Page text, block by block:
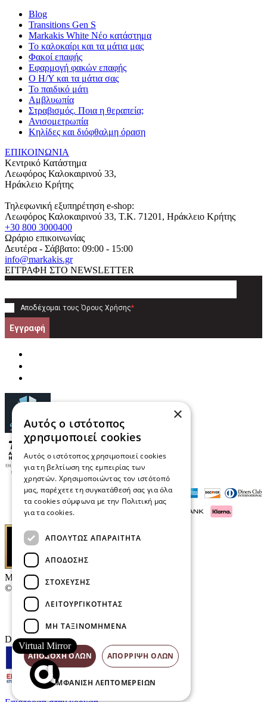
Blog
Transitions Gen S
Markakis White Νέο κατάστημα
Το καλοκαίρι και τα μάτια μας
Φακοί επαφής
Εφαρμογή φακών επαφής
Ο Η/Υ και τα μάτια σας
Το παιδικό μάτι
Αμβλυωπία
Στραβισμός. Ποια η θεραπεία;
Ανισομετρωπία
Κηλίδες και διόφθαλμη όραση
ΕΠΙΚΟΙΝΩΝΙΑ
Κεντρικό Κατάστημα
Λεωφόρος Καλοκαιρινού 33,
Ηράκλειο Κρήτης
Τηλεφωνική εξυπηρέτηση e-shop:
Λεωφόρος Καλοκαιρινού 33, T.K. 71201, Ηράκλειο Κρήτης
+30 800 3000400
Ωράριο επικοινωνίας
Δευτέρα - Σάββατο: 09:00 - 15:00
info@markakis.gr
ΕΓΓΡΑΦΗ ΣΤΟ NEWSLETTER
Αποδέχομαι τους Όρους Χρήσης*
Εγγραφή
Μαρκάκης Οπτικά
© 2026
Επικοινωνία
E-Volution Awards
Designed & developed by
Virtual Mirror
×
Αυτός ο ιστότοπος
χρησιμοποιεί cookies
Αυτός ο ιστότοπος χρησιμοποιεί cookies
για τη βελτίωση της εμπειρίας των
χρηστών. Χρησιμοποιώντας τον ιστότοπό
μας, παρέχετε τη συγκατάθεσή σας για όλα
τα cookies σύμφωνα με την Πολιτική μας
για τα cookies.
ΑΠΟΛΎΤΩΣ ΑΠΑΡΑΊΤΗΤΑ
ΑΠΌΔΟΣΗΣ
ΣΤΌΧΕΥΣΗΣ
ΛΕΙΤΟΥΡΓΙΚΌΤΗΤΑΣ
ΜΗ ΤΑΞΙΝΟΜΗΜΈΝΑ
ΑΠΟΔΟΧΉ ΌΛΩΝ ΑΠΌΡΡΙΨΗ ΌΛΩΝ
ΕΜΦΆΝΙΣΗ ΛΕΠΤΟΜΕΡΕΙΏΝ